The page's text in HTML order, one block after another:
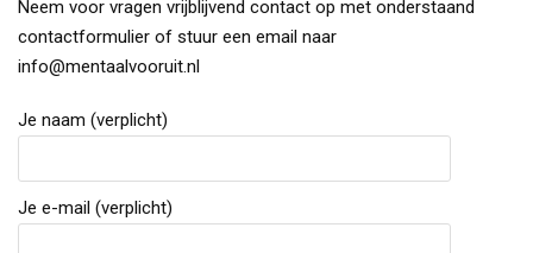
Neem voor vragen vrijblijvend contact op met onderstaand
contactformulier of stuur een email naar
info@mentaalvooruit.nl
Je naam (verplicht)
Je e-mail (verplicht)